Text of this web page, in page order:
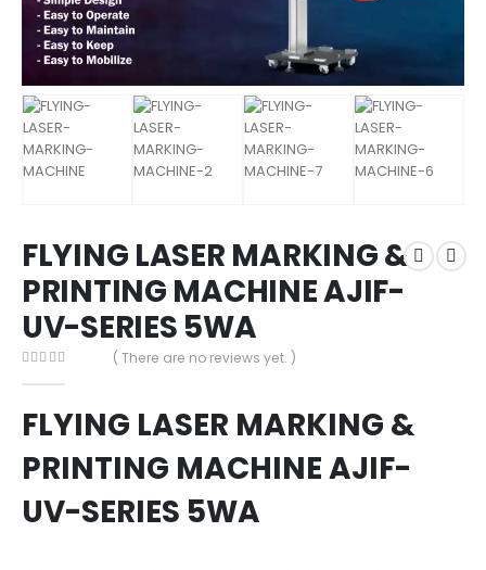
FLYING LASER MARKING &
PRINTING MACHINE AJIF-
UV-SERIES 5WA
( There are no reviews yet. )
FLYING LASER MARKING &
PRINTING MACHINE AJIF-
UV-SERIES 5WA